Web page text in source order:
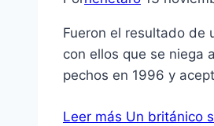
Fueron el resultado de
con ellos que se niega
pechos en 1996 y
Leer más Un británico